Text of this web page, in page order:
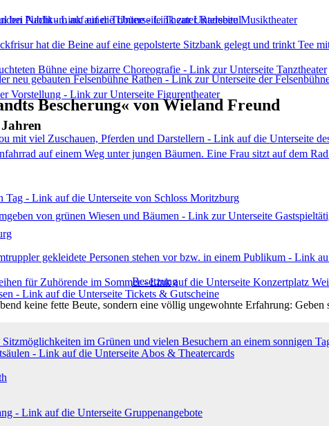
Bescherung« von Wieland Freund
Besetzung
keine fette Beute, sondern eine völlig ungewohnte Erfahrung: Geben